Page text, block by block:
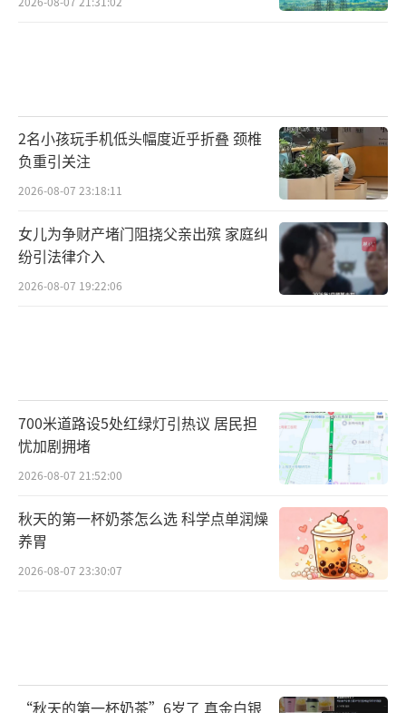
人民币资产吸引力，有利降低股市风险溢价、
抬升估值中枢。风格上，全球AI科技产业共振
强化A股映射逻辑，AI链出口高增与一季报业绩
相互印证下，A股科技与资源两大高景气方向得
到进一步确认。
国信证券称，考虑到3月23日以来，市场上
涨已持续超一个月，前期市场已积累了较大涨
下，市场向上趋势不改。中期科技主线不变，
但不必急于一时。短期看目前通信等成长行业
拥挤度可能阶段性较高，同时消费等传统价值
板块热度降至低位，后续行情或向低位板块扩
散。
2名小孩玩手机低头幅度近乎折叠 颈椎
负重引关注
2026-08-07 23:18:11
女儿为争财产堵门阻挠父亲出殡 家庭纠
纷引法律介入
2026-08-07 19:22:06
700米道路设5处红绿灯引热议 居民担
忧加剧拥堵
2026-08-07 21:52:00
秋天的第一杯奶茶怎么选 科学点单润燥
养胃
2026-08-07 23:30:07
“秋天的第一杯奶茶”6岁了 真金白银